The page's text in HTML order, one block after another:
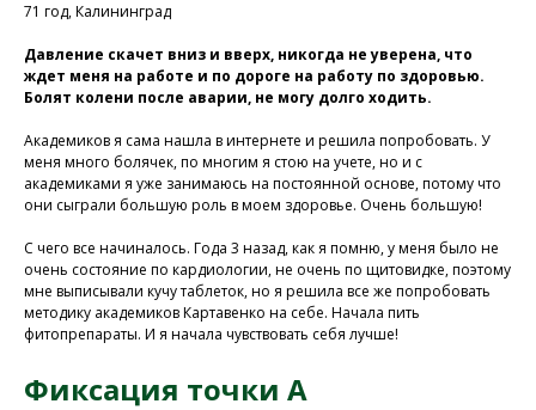
71 год, Калининград
Давление скачет вниз и вверх, никогда не уверена, что
ждет меня на работе и по дороге на работу по здоровью.
Болят колени после аварии, не могу долго ходить.
Академиков я сама нашла в интернете и решила попробовать. У
меня много болячек, по многим я стою на учете, но и с
академиками я уже занимаюсь на постоянной основе, потому что
они сыграли большую роль в моем здоровье. Очень большую!
С чего все начиналось. Года 3 назад, как я помню, у меня было не
очень состояние по кардиологии, не очень по щитовидке, поэтому
мне выписывали кучу таблеток, но я решила все же попробовать
методику академиков Картавенко на себе. Начала пить
фитопрепараты. И я начала чувствовать себя лучше!
Фиксация точки А